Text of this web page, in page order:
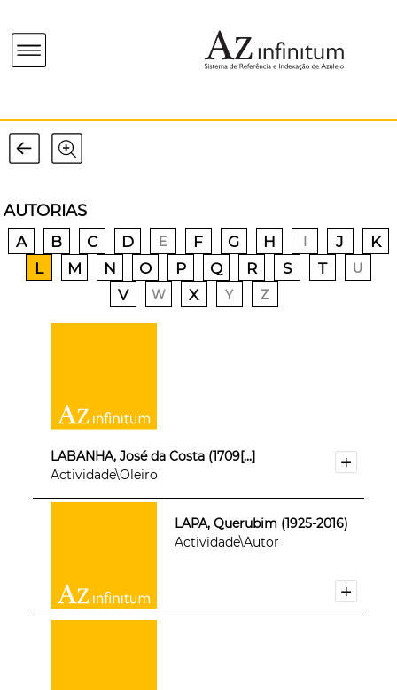
AUTORIAS
A B C D E F G H I J
K
L
M N O P Q R S T U
V W X Y Z
LABANHA, José da Costa (1709[...]
Actividade\Oleiro
LAPA, Querubim (1925-2016)
Actividade\Autor